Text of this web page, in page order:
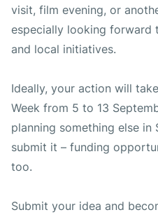
visit, film evening, or
especially looking forward
and local initiatives.
Ideally, your action will
Week from 5 to 13
planning something else in
submit it – funding
too.
Submit your idea and